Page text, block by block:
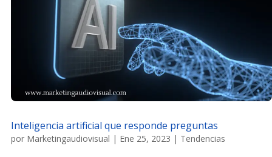
Inteligencia artificial que responde preguntas
por Marketingaudiovisual | Ene 25, 2023 | Tendencias